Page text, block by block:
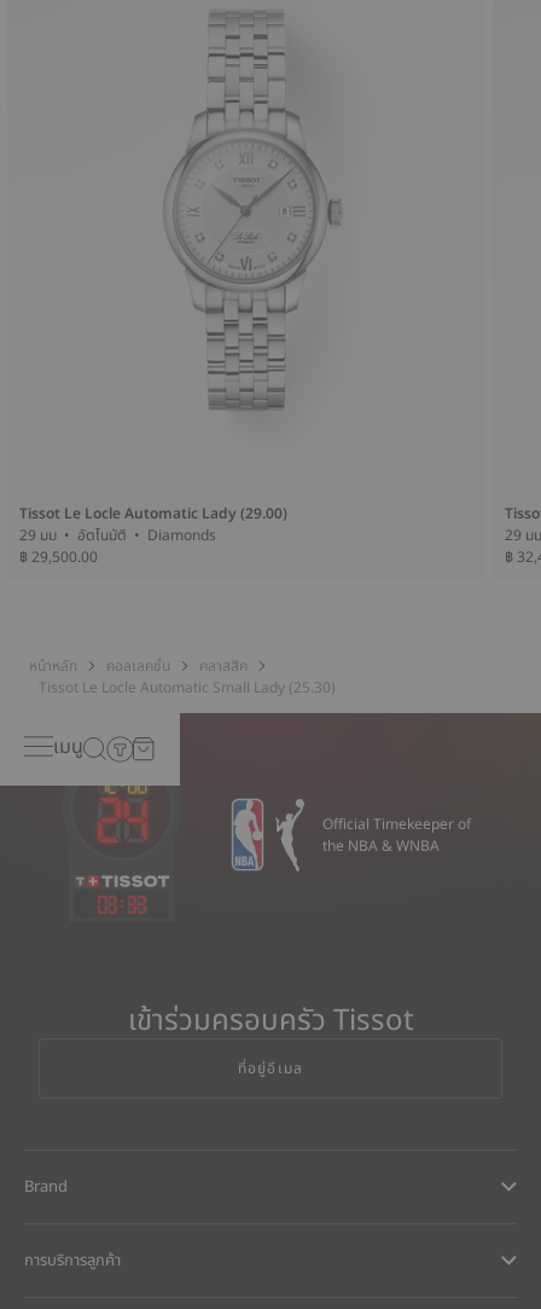
Tissot Le Locle Automatic Lady (29.00)
29 มม • อัตโนมัติ • Diamonds
฿ 29,500.00
฿
หน้าหลัก คอลเลคชั่น
คลาสสิค
Tissot Le Locle Automatic Small Lady (25.30)
เมนู
03: 33
Official Timekeeper of
the NBA & WNBA
เข้าร่วมครอบครัว Tissot
ที่อยู่อีเมล
Brand
การบริการลูกค้า